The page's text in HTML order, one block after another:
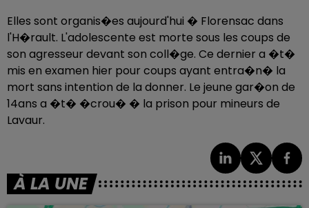
Elles sont organis�es aujourd'hui � Florensac dans
l'H�rault. L'adolescente est morte sous les coups de
son agresseur devant son coll�ge. Ce dernier a �t�
mis en examen hier pour coups ayant entra�n� la
mort sans intention de la donner. Le jeune gar�on de
14ans a �t� �crou� � la prison pour mineurs de
Lavaur.
À LA UNE